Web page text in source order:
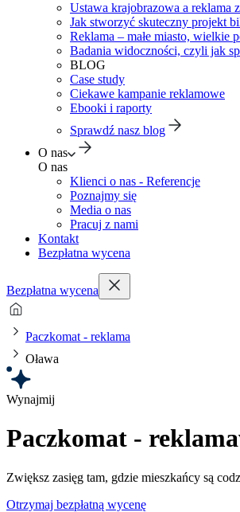
Ustawa krajobrazowa a reklama
Jak stworzyć skuteczny projekt
Reklama – małe miasto, wielkie
Badania widoczności, czyli jak
BLOG
Case study
Ciekawe kampanie reklamowe
Ebooki i raporty
Sprawdź nasz blog
O nas
O nas
Klienci o nas - Referencje
Poznajmy się
Media o nas
Pracuj z nami
Kontakt
Bezpłatna wycena
Bezpłatna wycena
Paczkomat - reklama
Oława
Wynajmij
Paczkomat - reklama
Zwiększ zasięg tam, gdzie mieszkańcy są
Otrzymaj bezpłatną wycenę